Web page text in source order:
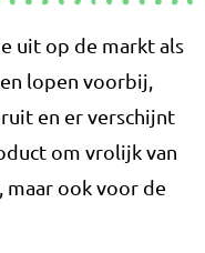
uit op de markt als
lopen voorbij,
en er verschijnt
om vrolijk van
ook voor de